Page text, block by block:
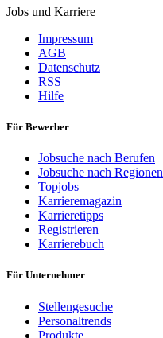
Jobs und Karriere
Impressum
AGB
Datenschutz
RSS
Hilfe
Für Bewerber
Jobsuche nach Berufen
Jobsuche nach Regionen
Topjobs
Karrieremagazin
Karrieretipps
Registrieren
Karrierebuch
Für Unternehmer
Stellengesuche
Personaltrends
Produkte